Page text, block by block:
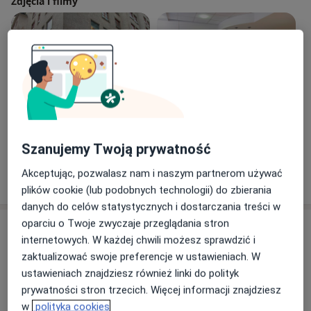
Pokaż więcejo doświadczeniu
Aktualności
dr n. med. Paweł Brelik
Wojska Polskiego 103, 70-483 Szczecin
Drodzy Pacjenci,
Szanujemy Twoją prywatność
Akceptując, pozwalasz nam i naszym partnerom używać
plików cookie (lub podobnych technologii) do zbierania
danych do celów statystycznych i dostarczania treści w
oparciu o Twoje zwyczaje przeglądania stron
internetowych. W każdej chwili możesz sprawdzić i
zaktualizować swoje preferencje w ustawieniach. W
ustawieniach znajdziesz również linki do polityk
prywatności stron trzecich. Więcej informacji znajdziesz
w polityka cookies